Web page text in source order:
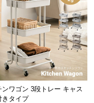
ンワゴン 3段トレー キャス
きタイプ